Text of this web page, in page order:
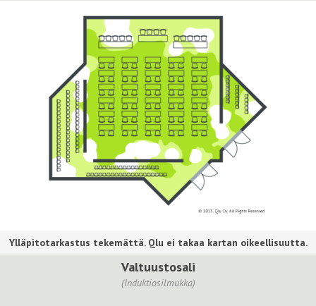
Valtuustosali
(Induktiosilmukka)